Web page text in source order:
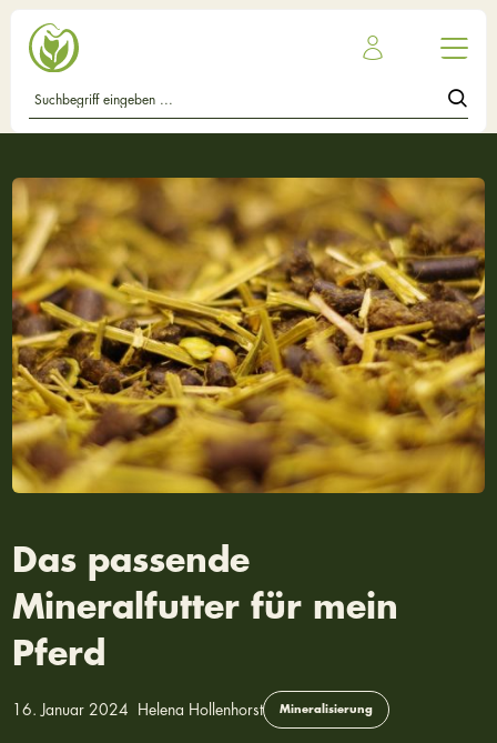
Das passende
Mineralfutter für mein
Pferd
16. Januar 2024 Helena Hollenhorst Mineralisierung